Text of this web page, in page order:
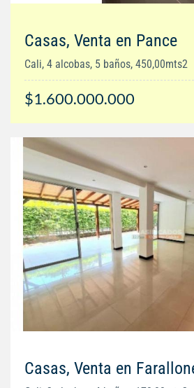
Casas, Venta en Pance
Cali, 4 alcobas, 5 baños, 450,00mts2
$1.600.000.000
Casas, Venta en